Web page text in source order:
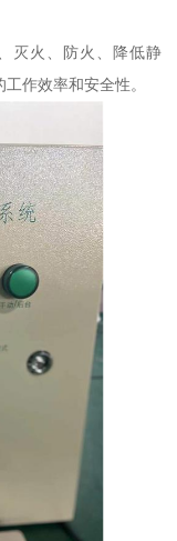
灭火、防火、降低静
作效率和安全性。